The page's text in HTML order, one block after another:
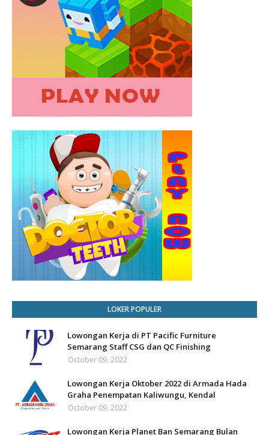
LOKER POPULER
Lowongan Kerja di PT Pacific Furniture
Semarang Staff CSG dan QC Finishing
October 09, 2022
Lowongan Kerja Oktober 2022 di Armada Hada
Graha Penempatan Kaliwungu, Kendal
October 09, 2022
Lowongan Kerja Planet Ban Semarang Bulan